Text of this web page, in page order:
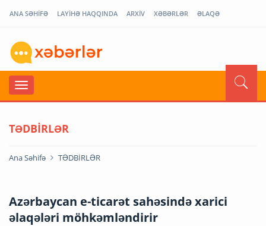
ANA SƏHİFƏ LAYİHƏ HAQQINDA ARXİV XƏBƏRLƏR ƏLAQƏ
TƏDBİRLƏR
Ana Səhifə TƏDBİRLƏR
Azərbaycan e-ticarət sahəsində xarici
əlaqələri möhkəmləndirir